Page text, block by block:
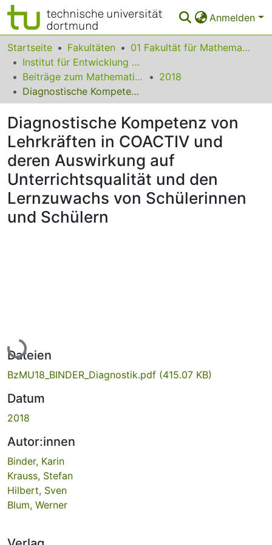
Anmelden
Bereiche & Sammlungen
Das gesamte Repositorium
Statistiken
FAQ
Leitlinien
Zurück zur Startseite
Startseite Fakultäten
01 Fakultät für Mathematik
Institut für Entwicklung und Erforschung des Mathematikunterrichts
Beiträge zum Mathematikunterricht
2018
Diagnostische Kompetenz von Lehrkräften in COACTIV und deren Auswirkung auf Unterrichtsqualität und den Lernzuwachs von Schülerinnen und Schülern
Diagnostische Kompetenz von
Lehrkräften in COACTIV und
deren Auswirkung auf
Unterrichtsqualität und den
Lernzuwachs von Schülerinnen
und Schülern
Lade...
Dateien
BzMU18_BINDER_Diagnostik.pdf (415.07 KB)
Datum
2018
Autor:innen
Binder, Karin
Krauss, Stefan
Hilbert, Sven
Blum, Werner